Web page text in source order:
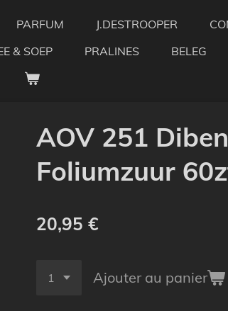
PARFUM J.DESTROOPER
& SOEP PRALINES BELEG
AOV 251
Foliumzuur
20,95 €
Ajouter au panier